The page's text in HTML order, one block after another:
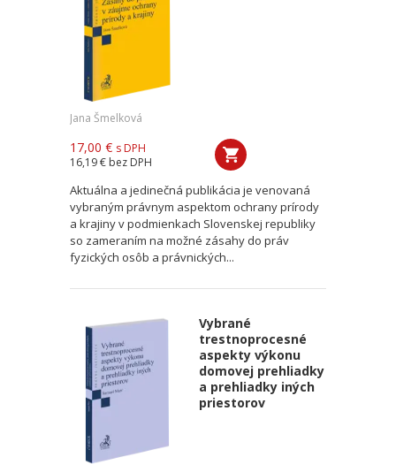
Jana Šmelková
17,00 € s DPH
16,19 € bez DPH
Aktuálna a jedinečná publikácia je venovaná
vybraným právnym aspektom ochrany prírody
a krajiny v podmienkach Slovenskej republiky
so zameraním na možné zásahy do práv
fyzických osôb a právnických...
Vybrané
trestnoprocesné
aspekty výkonu
domovej prehliadky
a prehliadky iných
priestorov